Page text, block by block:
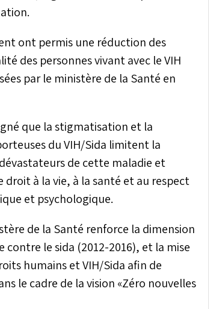
ont permis une réduction des
des personnes vivant avec le VIH
par le ministère de la Santé en
que la stigmatisation et la
du VIH/Sida limitent la
de cette maladie et
à la vie, à la santé et au respect
et psychologique.
de la Santé renforce la dimension
le sida (2012-2016), et la mise
humains et VIH/Sida afin de
le cadre de la vision «Zéro nouvelles